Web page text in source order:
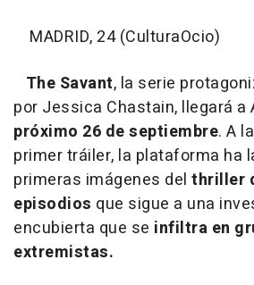
MADRID, 24 (CulturaOcio)
The Savant, la serie
por Jessica Chastain, llegará a
próximo 26 de septiembre. A
primer tráiler, la plataforma ha
primeras imágenes del thriller
episodios que sigue a una
encubierta que se infiltra en
extremistas.